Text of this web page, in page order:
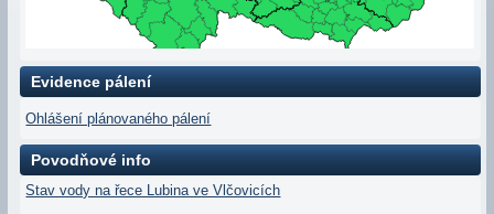
Evidence pálení
Ohlášení plánovaného pálení
Povodňové info
Stav vody na řece Lubina ve Vlčovicích